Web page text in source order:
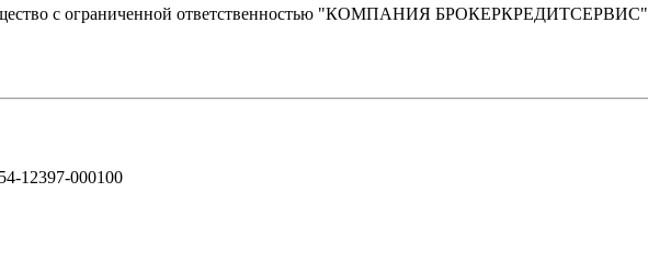
с ограниченной ответственностью "КОМПАНИЯ БРОКЕРКРЕДИТСЕРВИС"
12397-000100